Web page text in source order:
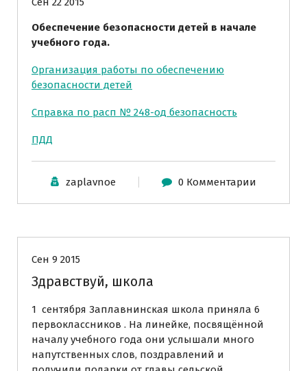
Обеспечение безопасности детей в начале
учебного года.
Организация работы по обеспечению
безопасности детей
Справка по расп № 248-од безопасность
ПДД
zaplavnoe 0 Комментарии
Сен 9 2015
Здравствуй, школа
1 сентября Заплавнинская школа приняла 6
первоклассников . На линейке, посвящённой
началу учебного года они услышали много
напутственных слов, поздравлений и